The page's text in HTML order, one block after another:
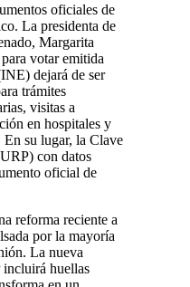
oficiales de
La presidenta de
Margarita
votar emitida
dejará de ser
trámites
visitas a
en hospitales y
su lugar, la Clave
con datos
oficial de
reforma reciente a
por la mayoría
La nueva
incluirá huellas